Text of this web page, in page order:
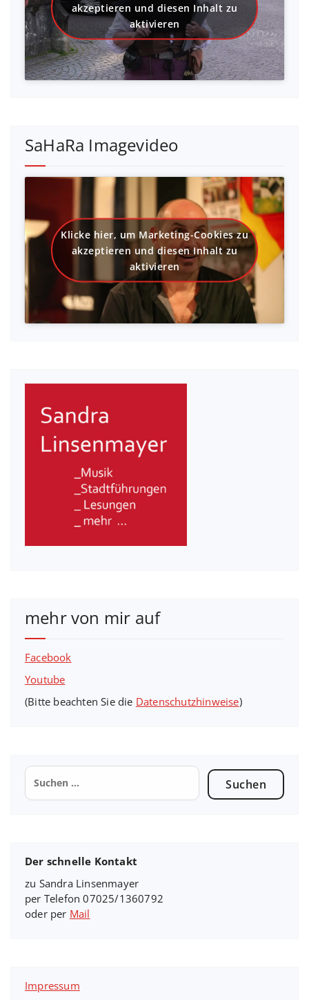
akzeptieren und diesen Inhalt zu
aktivieren
SaHaRa Imagevideo
Klicke hier, um Marketing-Cookies zu
akzeptieren und diesen Inhalt zu
aktivieren
mehr von mir auf
Facebook
Youtube
(Bitte beachten Sie die Datenschutzhinweise)
Suchen
nach:
Der schnelle Kontakt
zu Sandra Linsenmayer
per Telefon 07025/1360792
oder per Mail
Impressum